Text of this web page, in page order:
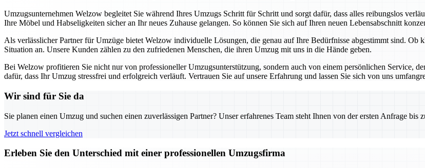
Umzugsunternehmen Welzow begleitet Sie während Ihres Umzugs Schritt für Schritt und sorgt dafür, dass alles reibungslos
Ihre Möbel und Habseligkeiten sicher an Ihr neues Zuhause gelangen. So können Sie sich auf Ihren neuen Lebensabschnitt
Als verlässlicher Partner für Umzüge bietet Welzow individuelle Lösungen, die genau auf Ihre Bedürfnisse abgestimmt sind.
Situation an. Unsere Kunden zählen zu den zufriedenen Menschen, die ihren Umzug mit uns in die Hände geben.
Bei Welzow profitieren Sie nicht nur von professioneller Umzugsunterstützung, sondern auch von einem persönlichen Service,
dafür, dass Ihr Umzug stressfrei und erfolgreich verläuft. Vertrauen Sie auf unsere Erfahrung und lassen Sie sich von uns
Wir sind für Sie da
Sie planen einen Umzug und suchen einen zuverlässigen Partner? Unser erfahrenes Team steht Ihnen von der ersten Anfrage
Jetzt schnell vergleichen
Erleben Sie den Unterschied mit einer professionellen Umzugsfirma